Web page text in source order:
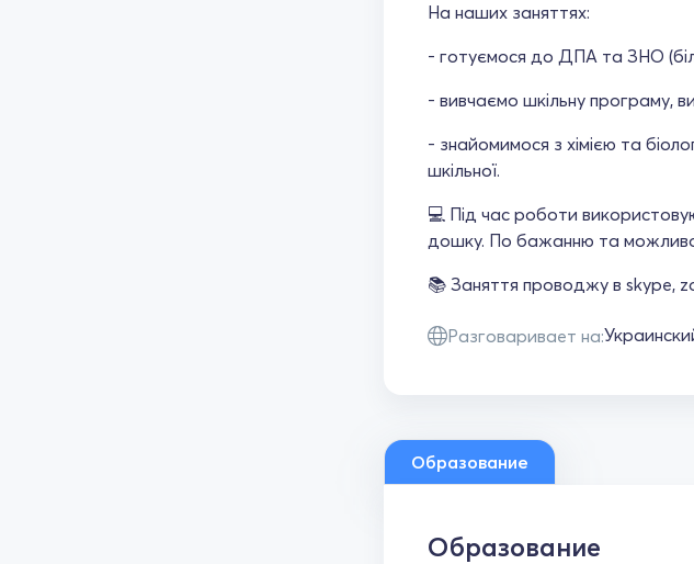
На наших заняттях:
- готуємося до ДПА та ЗНО
- вивчаємо шкільну програму,
- знайомимося з хімією та
шкільної.
💻 Під час роботи
дошку. По бажанню та
📚 Заняття проводжу в skype,
Разговаривает на:
Образование
Образование